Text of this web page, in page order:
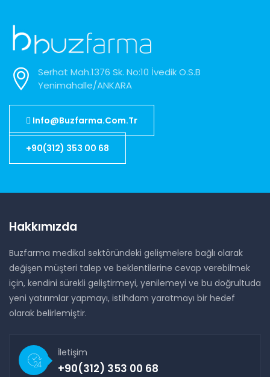
Serhat Mah.1376 Sk. No:10 İvedik O.S.B
Yenimahalle/ANKARA
Info@buzfarma.com.tr
+90(312) 353 00 68
Hakkımızda
Buzfarma medikal sektöründeki gelişmelere bağlı olarak
değişen müşteri talep ve beklentilerine cevap verebilmek
için, kendini sürekli geliştirmeyi, yenilemeyi ve bu doğrultuda
yeni yatırımlar yapmayı, istihdam yaratmayı bir hedef
olarak belirlemiştir.
İletişim
+90(312) 353 00 68